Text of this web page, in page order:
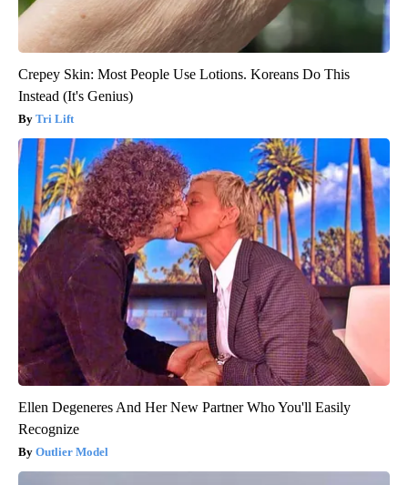
Crepey Skin: Most People Use Lotions. Koreans Do This
Instead (It's Genius)
Tri Lift
Ellen Degeneres And Her New Partner Who You'll Easily
Recognize
Outlier Model